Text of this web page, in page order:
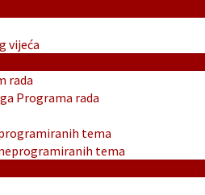
vijeća
rada
Programa rada
tema
tema